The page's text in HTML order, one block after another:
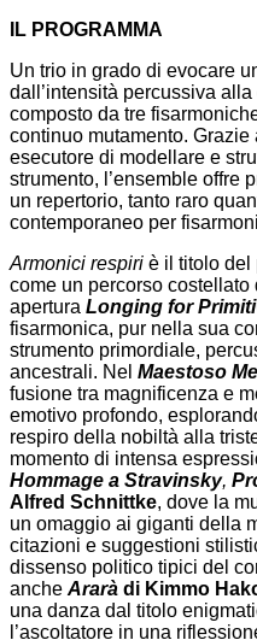
IL PROGRAMMA
Un trio in grado di evocare
dall’intensità percussiva
composto da tre
continuo mutamento.
esecutore di modellare e
strumento, l’ensemble offre
un repertorio, tanto raro
contemporaneo per
Armonici respiri è il titolo del
come un percorso
apertura Longing for
fisarmonica, pur nella sua
strumento primordiale,
ancestrali. Nel Maestoso
fusione tra magnificenza e
emotivo profondo,
respiro della nobiltà alla
momento di intensa
Hommage a Stravinsky,
Alfred Schnittke, dove la
un omaggio ai giganti della
citazioni e suggestioni
dissenso politico tipici del
anche Ararà di Kimmo
una danza dal titolo
l’ascoltatore in una